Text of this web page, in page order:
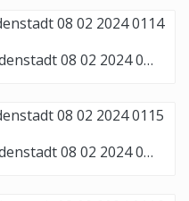
Hexenball Wiesbaden-Nordenstadt 08 02 2024 0114
Hexenball Wiesbaden-Nordenstadt 08 02 2024 0115